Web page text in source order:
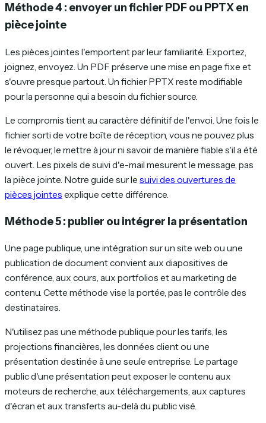
Méthode 4 : envoyer un fichier PDF ou PPTX en
pièce jointe
Les pièces jointes l'emportent par leur familiarité. Exportez,
joignez, envoyez. Un PDF préserve une mise en page fixe et
s'ouvre presque partout. Un fichier PPTX reste modifiable
pour la personne qui a besoin du fichier source.
Le compromis tient au caractère définitif de l'envoi. Une fois le
fichier sorti de votre boîte de réception, vous ne pouvez plus
le révoquer, le mettre à jour ni savoir de manière fiable s'il a été
ouvert. Les pixels de suivi d'e-mail mesurent le message, pas
la pièce jointe. Notre guide sur le suivi des ouvertures de
pièces jointes explique cette différence.
Méthode 5 : publier ou intégrer la présentation
Une page publique, une intégration sur un site web ou une
publication de document convient aux diapositives de
conférence, aux cours, aux portfolios et au marketing de
contenu. Cette méthode vise la portée, pas le contrôle des
destinataires.
N'utilisez pas une méthode publique pour les tarifs, les
projections financières, les données client ou une
présentation destinée à une seule entreprise. Le partage
public d'une présentation peut exposer le contenu aux
moteurs de recherche, aux téléchargements, aux captures
d'écran et aux transferts au-delà du public visé.